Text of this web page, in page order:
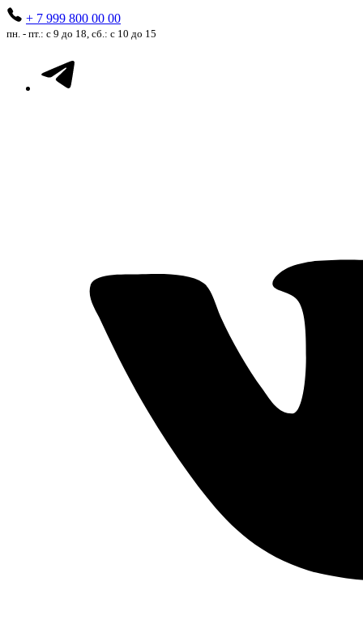
+ 7 999 800 00 00
пн. - пт.: с 9 до 18, сб.: с 10 до 15